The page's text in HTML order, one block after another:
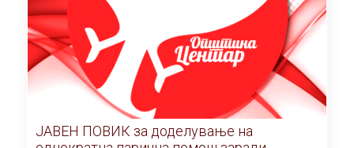
ЈАВЕН ПОВИК за доделување на